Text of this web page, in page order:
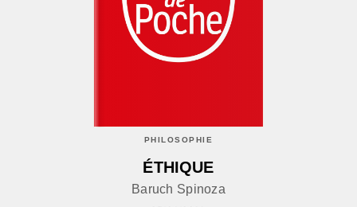
PHILOSOPHIE
ÉTHIQUE
Baruch Spinoza